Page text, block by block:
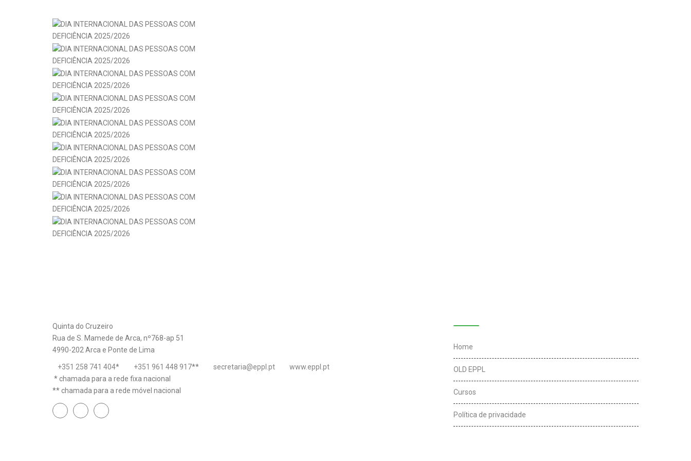
Quinta do Cruzeiro
Rua de S. Mamede de Arca, nº768-ap 51
4990-202 Arca e Ponte de Lima
+351 258 741 404* +351 961 448 917** secretaria@eppl.pt
www.eppl.pt
* chamada para a rede fixa nacional
** chamada para a rede móvel nacional
Home
OLD EPPL
Cursos
Política de privacidade